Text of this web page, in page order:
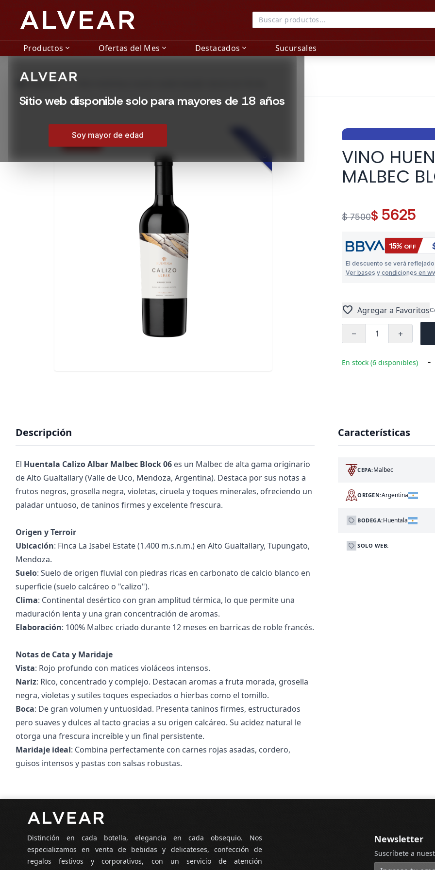
Productos expand_more Ofertas del Mes expand_more Destacados expand_more Sucursales
Sitio web disponible solo para mayores de 18 años
Soy mayor de edad
grid_view Productos VINO HUENTALA CALIZO ALBAR MALBEC BLOCK 06 750 ML
25% OFF DESTACADO VINO
MALBEC
$ 7500$ 5625
15% OFF
El descuento se verá reflejado
Ver bases y condiciones en
favorite Agregar a Favoritos
remove add
En stock (6 disponibles) -
Descripción
El Huentala Calizo Albar Malbec Block 06 es un Malbec de alta gama originario
de Alto Gualtallary (Valle de Uco, Mendoza, Argentina). Destaca por sus notas a
frutos negros, grosella negra, violetas, ciruela y toques minerales, ofreciendo un
paladar untuoso, de taninos firmes y excelente frescura.
Origen y Terroir
Ubicación: Finca La Isabel Estate (1.400 m.s.n.m.) en Alto Gualtallary, Tupungato,
Mendoza.
Suelo: Suelo de origen fluvial con piedras ricas en carbonato de calcio blanco en
superficie (suelo calcáreo o "calizo").
Clima: Continental desértico con gran amplitud térmica, lo que permite una
maduración lenta y una gran concentración de aromas.
Elaboración: 100% Malbec criado durante 12 meses en barricas de roble francés.
Notas de Cata y Maridaje
Vista: Rojo profundo con matices violáceos intensos.
Nariz: Rico, concentrado y complejo. Destacan aromas a fruta morada, grosella
negra, violetas y sutiles toques especiados o hierbas como el tomillo.
Boca: De gran volumen y untuosidad. Presenta taninos firmes, estructurados
pero suaves y dulces al tacto gracias a su origen calcáreo. Su acidez natural le
otorga una frescura increíble y un final persistente.
Maridaje ideal: Combina perfectamente con carnes rojas asadas, cordero,
guisos intensos y pastas con salsas robustas.
Características
CEPA:Malbec
ORIGEN:Argentina
BODEGA:Huentala
SOLO WEB:
Distinción en cada botella, elegancia en cada obsequio. Nos
especializamos en venta de bebidas y delicateses, confección de
regalos festivos y corporativos, con un servicio de atención
Newsletter
Suscríbete a
Dirección de